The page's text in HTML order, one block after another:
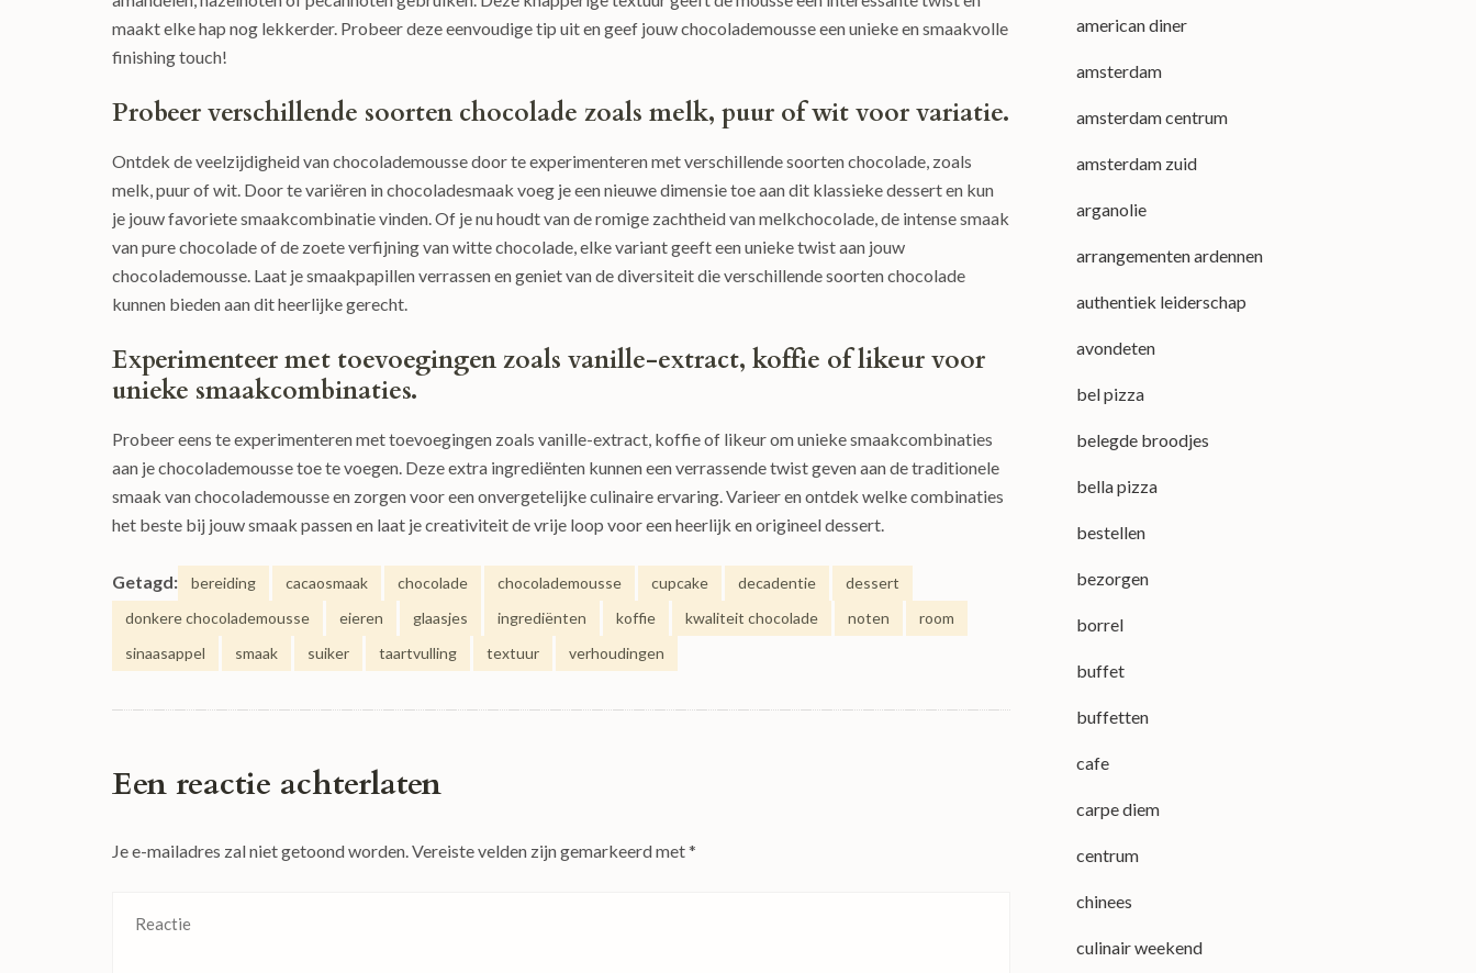
maakt elke hap nog lekkerder. Probeer deze eenvoudige tip uit en geef jouw chocolademousse een unieke en smaakvolle
finishing touch!
Probeer verschillende soorten chocolade zoals melk, puur of wit voor variatie.
Ontdek de veelzijdigheid van chocolademousse door te experimenteren met verschillende soorten chocolade, zoals
melk, puur of wit. Door te variëren in chocoladesmaak voeg je een nieuwe dimensie toe aan dit klassieke dessert en kun
je jouw favoriete smaakcombinatie vinden. Of je nu houdt van de romige zachtheid van melkchocolade, de intense smaak
van pure chocolade of de zoete verfijning van witte chocolade, elke variant geeft een unieke twist aan jouw
chocolademousse. Laat je smaakpapillen verrassen en geniet van de diversiteit die verschillende soorten chocolade
kunnen bieden aan dit heerlijke gerecht.
Experimenteer met toevoegingen zoals vanille-extract, koffie of likeur voor
unieke smaakcombinaties.
Probeer eens te experimenteren met toevoegingen zoals vanille-extract, koffie of likeur om unieke smaakcombinaties
aan je chocolademousse toe te voegen. Deze extra ingrediënten kunnen een verrassende twist geven aan de traditionele
smaak van chocolademousse en zorgen voor een onvergetelijke culinaire ervaring. Varieer en ontdek welke combinaties
het beste bij jouw smaak passen en laat je creativiteit de vrije loop voor een heerlijk en origineel dessert.
Getagd: bereiding cacaosmaak chocolade chocolademousse cupcake decadentie
dessert
donkere chocolademousse
eieren glaasjes ingrediënten koffie kwaliteit chocolade noten
room
sinaasappel
smaak suiker taartvulling textuur verhoudingen
Een reactie achterlaten
Je e-mailadres zal niet getoond worden.Vereiste velden zijn gemarkeerd met*
american diner
amsterdam
amsterdam centrum
amsterdam zuid
arganolie
arrangementen ardennen
authentiek leiderschap
avondeten
bel pizza
belegde broodjes
bella pizza
bestellen
bezorgen
borrel
buffet
buffetten
cafe
carpe diem
centrum
chinees
culinair weekend